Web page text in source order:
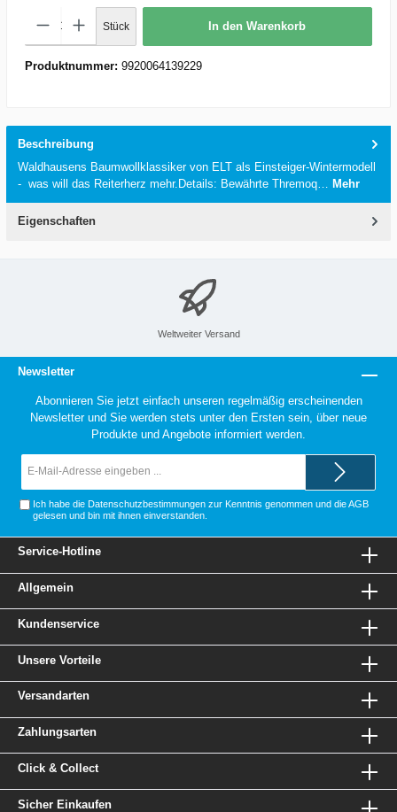
Stück In den Warenkorb
Produktnummer: 9920064139229
Beschreibung
Waldhausens Baumwollklassiker von ELT als Einsteiger-Wintermodell
- was will das Reiterherz mehr.Details: Bewährte Thremoq…
Mehr
Eigenschaften
Weltweiter Versand
Newsletter
Abonnieren Sie jetzt einfach unseren regelmäßig erscheinenden
Newsletter und Sie werden stets unter den Ersten sein, über neue
Produkte und Angebote informiert werden.
Ich habe die Datenschutzbestimmungen zur Kenntnis genommen und dieAGB
gelesen und bin mit ihnen einverstanden.
Service-Hotline
Allgemein
Kundenservice
Unsere Vorteile
Versandarten
Zahlungsarten
Click & Collect
Sicher Einkaufen